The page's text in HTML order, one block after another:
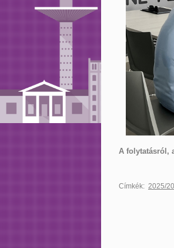
A folytatásról,
Címkék: 2025/